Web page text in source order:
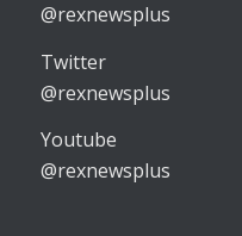
@rexnewsplus
Twitter
@rexnewsplus
Youtube
@rexnewsplus